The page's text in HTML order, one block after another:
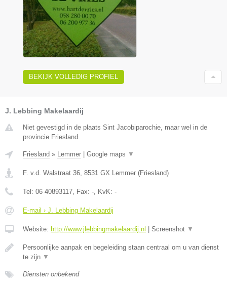
BEKIJK VOLLEDIG PROFIEL
J. Lebbing Makelaardij
Niet gevestigd in de plaats Sint Jacobiparochie, maar wel in de
provincie Friesland.
Friesland » Lemmer Google maps ▼
F. v.d. Walstraat 36 8531 GX Lemmer (Friesland)
Tel: 06 40893117 , Fax: - , KvK: -
E-mail › J. Lebbing Makelaardij
Website: http://www.jlebbingmakelaardij.nl Screenshot ▼
Persoonlijke aanpak en begeleiding staan centraal om u van dienst
te zijn ▼
Diensten onbekend